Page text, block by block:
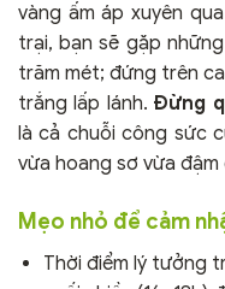
vàng ấm áp xuyên
trại, bạn sẽ gặp
trăm mét; đứng trên
trắng lấp lánh.Đừng
là cả chuỗi công sức
vừa hoang sơ vừa
Mẹo nhỏ để cảm
Thời điểm lý tưởng